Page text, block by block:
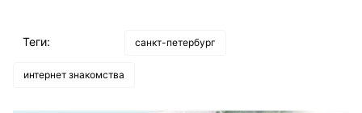
Теги: санкт-петербург
интернет знакомства